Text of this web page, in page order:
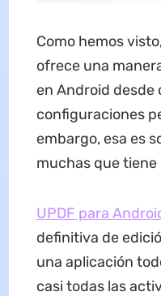
Como hemos
ofrece una
en Android desde
configuraciones
embargo, esa es
muchas que
UPDF para
definitiva de
una aplicación
casi todas las